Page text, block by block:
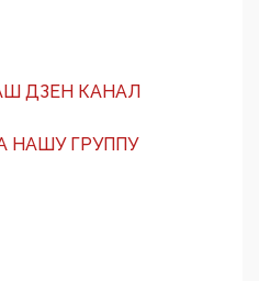
ДЗЕН КАНАЛ
НАШУ ГРУППУ